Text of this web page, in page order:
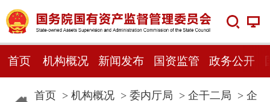
首页 机构概况 新闻发布 国资监管 政务公开
首页> 机构概况> 委内厅局 > 企干二局 > 企